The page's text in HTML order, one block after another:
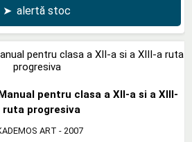
➤ alertă stoc
pentru clasa a XII-a si a XIII-
ruta progresiva
ART - 2007